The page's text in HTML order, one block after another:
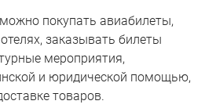
покупать авиабилеты,
заказывать билеты
мероприятия,
и юридической помощью,
товаров.